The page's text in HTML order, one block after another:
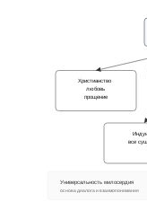
Христианство
любовь
прощение
все
Универсальность милосердия
основа диалога и взаимопонимания